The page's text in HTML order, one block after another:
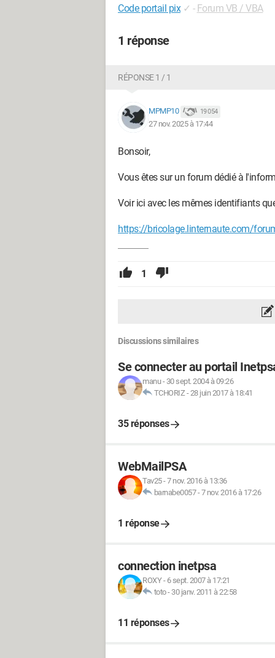
Code portail pix ✓ - Forum VB / VBA
1 réponse
RÉPONSE 1 / 1
MPMP10 19 054
27 nov. 2025 à 17:44
Bonsoir,
Vous êtes sur un forum dédié à
Voir ici avec les mêmes identifiants
https://bricolage.linternaute.com/
1
Discussions similaires
Se connecter au portail
manu- 30 sept. 2004 à 09:26
TCHORIZ-28 juin 2017 à 18:41
35 réponses
WebMailPSA
Tav25-7 nov. 2016 à 13:36
barnabe0057-7 nov. 2016 à 17:26
1 réponse
connection inetpsa
ROXY- 6 sept. 2007 à 17:21
toto- 30 janv. 2011 à 22:58
11 réponses